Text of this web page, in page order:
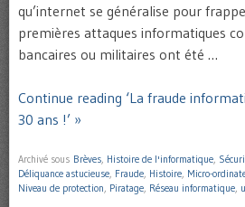
qu’internet se généralise pour
premières attaques informatiques
bancaires ou militaires ont été …
Continue reading ‘La fraude
30 ans !’ »
Archivé sous Brèves, Histoire de l'informatique,
Déliquance astucieuse, Fraude, Histoire, Micro-
Niveau de protection, Piratage, Réseau informatique,